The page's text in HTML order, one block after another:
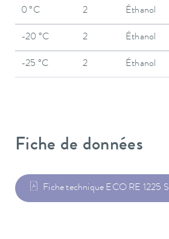
0 °C 2 Éthanol
-20 °C 2 Éthanol
-25 °C 2 Éthanol
Fiche de données
Fiche technique ECO RE 1225 S